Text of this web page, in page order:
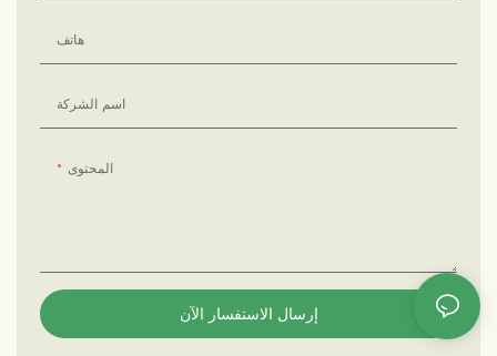
هاتف
اسم الشركة
المحتوى
إرسال الاستفسار الآن